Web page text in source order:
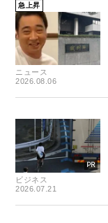
急上昇
ニュース
2026.08.06
ビジネス
2026.07.21